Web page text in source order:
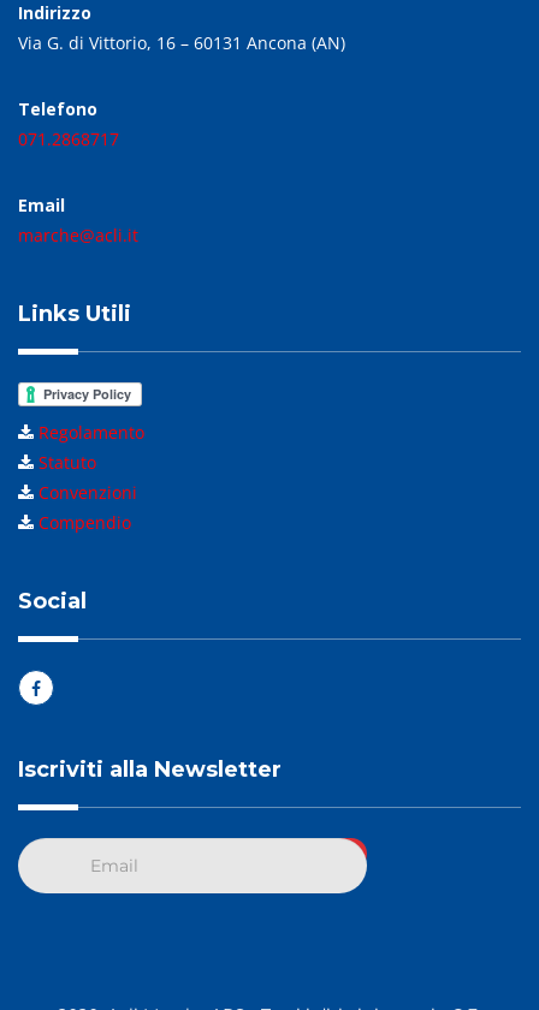
Indirizzo
Via G. di Vittorio, 16 – 60131 Ancona (AN)
Telefono
071.2868717
Email
marche@acli.it
Links Utili
Regolamento
Statuto
Convenzioni
Compendio
Social
Iscriviti alla Newsletter